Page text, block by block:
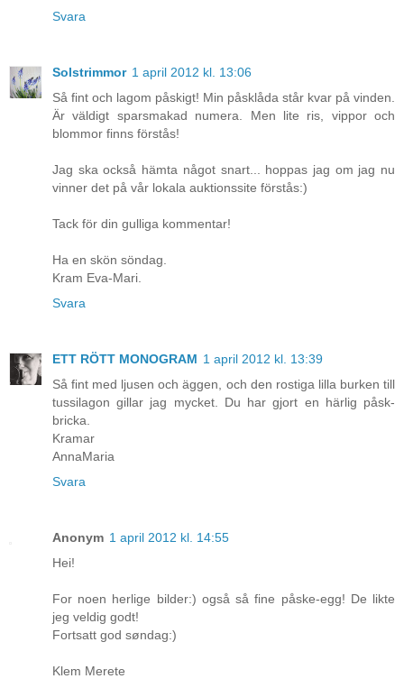
Svara
Solstrimmor 1 april 2012 kl. 13:06
Så fint och lagom påskigt! Min påsklåda står kvar på vinden.
Är väldigt sparsmakad numera. Men lite ris, vippor och
blommor finns förstås!
Jag ska också hämta något snart... hoppas jag om jag nu
vinner det på vår lokala auktionssite förstås:)
Tack för din gulliga kommentar!
Ha en skön söndag.
Kram Eva-Mari.
Svara
ETT RÖTT MONOGRAM 1 april 2012 kl. 13:39
Så fint med ljusen och äggen, och den rostiga lilla burken till
tussilagon gillar jag mycket. Du har gjort en härlig påsk-
bricka.
Kramar
AnnaMaria
Svara
Anonym 1 april 2012 kl. 14:55
Hei!
For noen herlige bilder:) også så fine påske-egg! De likte
jeg veldig godt!
Fortsatt god søndag:)
Klem Merete